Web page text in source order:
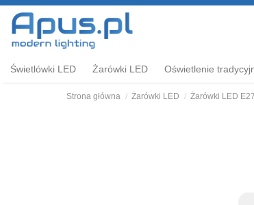
Świetlówki LED Żarówki LED Oświetlenie
Strona główna Żarówki LED Żarówki LED E27